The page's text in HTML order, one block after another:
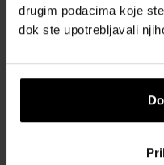
drugim podacima koje
dok ste upotrebljavali
Dostupno
28,00 € 25,20 €